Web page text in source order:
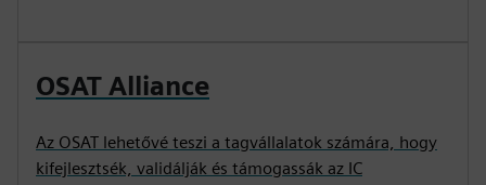
OSAT Alliance
Az OSAT lehetővé teszi a tagvállalatok számára, hogy
kifejlesztsék, validálják és támogassák az IC